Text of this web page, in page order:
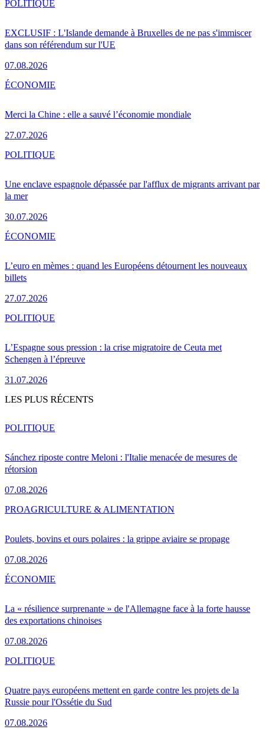
EXCLUSIF : L'Islande demande à Bruxelles de ne pas s'immiscer
dans son référendum sur l'UE
07.08.2026
POLITIQUE
Merci la Chine : elle a sauvé l’économie mondiale
27.07.2026
ÉCONOMIE
Une enclave espagnole dépassée par l'afflux de migrants arrivant par
la mer
30.07.2026
POLITIQUE
L’euro en mèmes : quand les Européens détournent les nouveaux
billets
27.07.2026
ÉCONOMIE
L’Espagne sous pression : la crise migratoire de Ceuta met
Schengen à l’épreuve
31.07.2026
POLITIQUE
LES PLUS RÉCENTS
Sánchez riposte contre Meloni : l'Italie menacée de mesures de
rétorsion
07.08.2026
POLITIQUE
Poulets, bovins et ours polaires : la grippe aviaire se propage
07.08.2026
PROAGRICULTURE & ALIMENTATION
La « résilience surprenante » de l'Allemagne face à la forte hausse
des exportations chinoises
07.08.2026
ÉCONOMIE
Quatre pays européens mettent en garde contre les projets de la
Russie pour l'Ossétie du Sud
07.08.2026
POLITIQUE